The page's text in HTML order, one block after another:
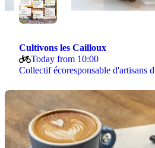
Cultivons les Cailloux
Today from 10:00
Collectif écoresponsable d'artisans